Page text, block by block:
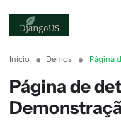
Início Demos Página
Página de